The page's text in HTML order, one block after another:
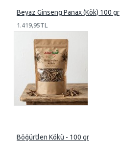
Beyaz Ginseng Panax (Kök) 100 gr
1.419,95TL
Böğürtlen Kökü - 100 gr